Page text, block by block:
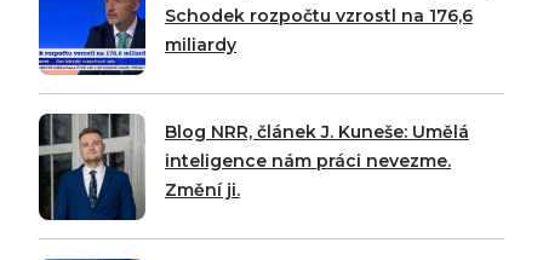
Schodek rozpočtu vzrostl na 176,6
miliardy
Blog NRR, článek J. Kuneše: Umělá
inteligence nám práci nevezme.
Změní ji.